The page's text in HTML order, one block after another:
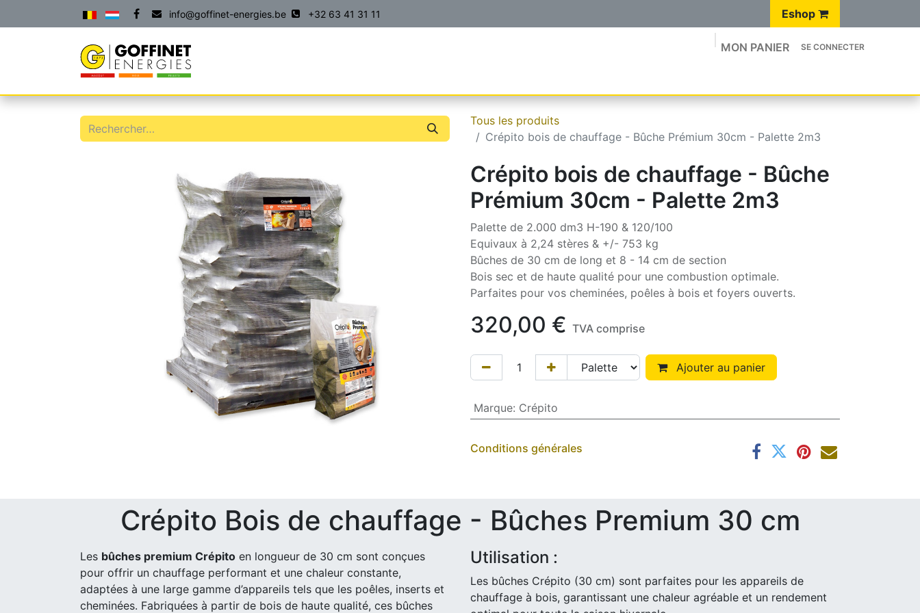
info@goffinet-energies.be +32 63 41 31 11 Eshop
MON PANIER SE CONNECTER
Tous les produits
Crépito bois de chauffage - Bûche Prémium 30cm - Palette 2m3
Crépito bois de chauffage - Bûche
Prémium 30cm - Palette 2m3
Palette de 2.000 dm3 H-190 & 120/100
Equivaux à 2,24 stères & +/- 753 kg
Bûches de 30 cm de long et 8 - 14 cm de section
Bois sec et de haute qualité pour une combustion optimale.
Parfaites pour vos cheminées, poêles à bois et foyers ouverts.
320,00 € TVA comprise
Ajouter au panier
Marque: Crépito
Conditions générales
Crépito Bois de chauffage - Bûches Premium 30 cm
Les bûches premium Crépito en longueur de 30 cm sont conçues
pour offrir un chauffage performant et une chaleur constante,
adaptées à une large gamme d’appareils tels que les poêles, inserts et
cheminées. Fabriquées à partir de bois de haute qualité, ces bûches
Utilisation :
Les bûches Crépito (30 cm) sont parfaites pour les appareils de
chauffage à bois, garantissant une chaleur agréable et un rendement